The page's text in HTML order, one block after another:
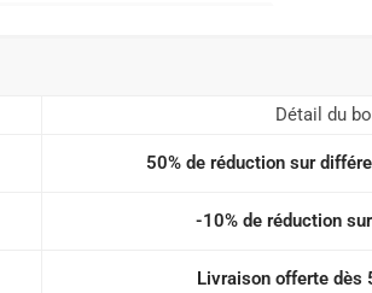
Détail du
50% de réduction sur
-10% de réduction
Livraison offerte dès